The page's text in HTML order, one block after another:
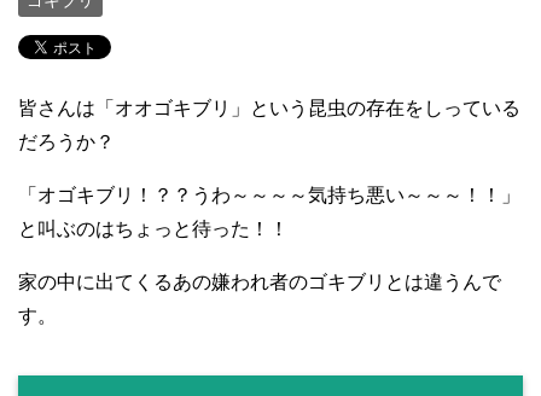
皆さんは「オオゴキブリ」という昆虫の存在をしっている
だろうか？
「オゴキブリ！？？うわ～～～～気持ち悪い～～～！！」
と叫ぶのはちょっと待った！！
家の中に出てくるあの嫌われ者のゴキブリとは違うんで
す。